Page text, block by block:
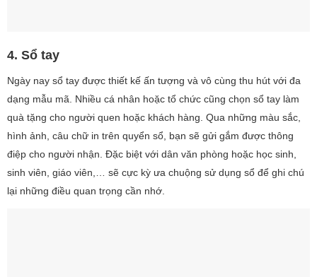
4. Sổ tay
Ngày nay sổ tay được thiết kế ấn tượng và vô cùng thu hút với đa
dạng mẫu mã. Nhiều cá nhân hoặc tổ chức cũng chọn sổ tay làm
quà tặng cho người quen hoặc khách hàng. Qua những màu sắc,
hình ảnh, câu chữ in trên quyển sổ, bạn sẽ gửi gắm được thông
điệp cho người nhận. Đặc biệt với dân văn phòng hoặc học sinh,
sinh viên, giáo viên,… sẽ cực kỳ ưa chuộng sử dụng sổ để ghi chú
lại những điều quan trọng cần nhớ.